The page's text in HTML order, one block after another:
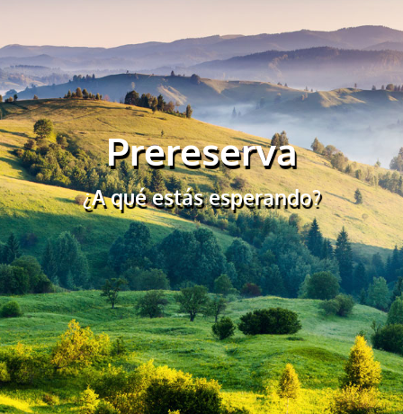
Prereserva
¿A qué estás esperando?